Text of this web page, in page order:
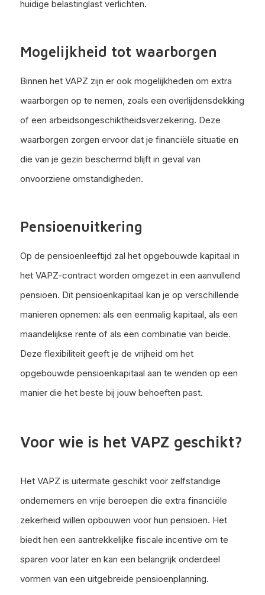
huidige belastinglast verlichten.
Mogelijkheid tot waarborgen
Binnen het VAPZ zijn er ook mogelijkheden om extra
waarborgen op te nemen, zoals een overlijdensdekking
of een arbeidsongeschiktheidsverzekering. Deze
waarborgen zorgen ervoor dat je financiële situatie en
die van je gezin beschermd blijft in geval van
onvoorziene omstandigheden.
Pensioenuitkering
Op de pensioenleeftijd zal het opgebouwde kapitaal in
het VAPZ-contract worden omgezet in een aanvullend
pensioen. Dit pensioenkapitaal kan je op verschillende
manieren opnemen: als een eenmalig kapitaal, als een
maandelijkse rente of als een combinatie van beide.
Deze flexibiliteit geeft je de vrijheid om het
opgebouwde pensioenkapitaal aan te wenden op een
manier die het beste bij jouw behoeften past.
Voor wie is het VAPZ geschikt?
Het VAPZ is uitermate geschikt voor zelfstandige
ondernemers en vrije beroepen die extra financiële
zekerheid willen opbouwen voor hun pensioen. Het
biedt hen een aantrekkelijke fiscale incentive om te
sparen voor later en kan een belangrijk onderdeel
vormen van een uitgebreide pensioenplanning.